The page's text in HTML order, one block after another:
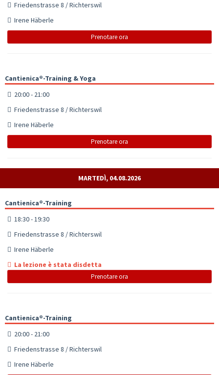
Friedenstrasse 8 / Richterswil
Irene Häberle
Prenotare ora
Cantienica®-Training & Yoga
20:00 - 21:00
Friedenstrasse 8 / Richterswil
Irene Häberle
Prenotare ora
MARTEDÌ, 04.08.2026
Cantienica®-Training
18:30 - 19:30
Friedenstrasse 8 / Richterswil
Irene Häberle
La lezione è stata disdetta
Prenotare ora
Cantienica®-Training
20:00 - 21:00
Friedenstrasse 8 / Richterswil
Irene Häberle